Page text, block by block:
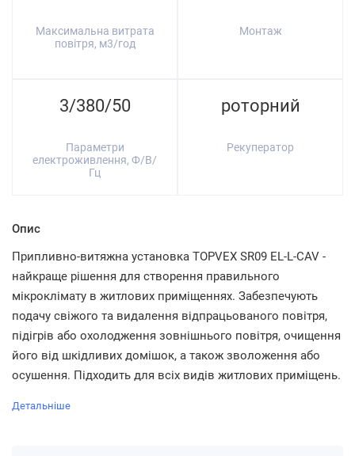
Максимальна витрата
повітря, м3/год
Монтаж
3/380/50
Параметри
електроживлення, Ф/В/
Гц
роторний
Рекуператор
Опис
Припливно-витяжна установка TOPVEX SR09 EL-L-CAV -
найкраще рішення для створення правильного
мікроклімату в житлових приміщеннях. Забезпечують
подачу свіжого та видалення відпрацьованого повітря,
підігрів або охолодження зовнішнього повітря, очищення
його від шкідливих домішок, а також зволоження або
осушення. Підходить для всіх видів житлових приміщень.
Детальніше